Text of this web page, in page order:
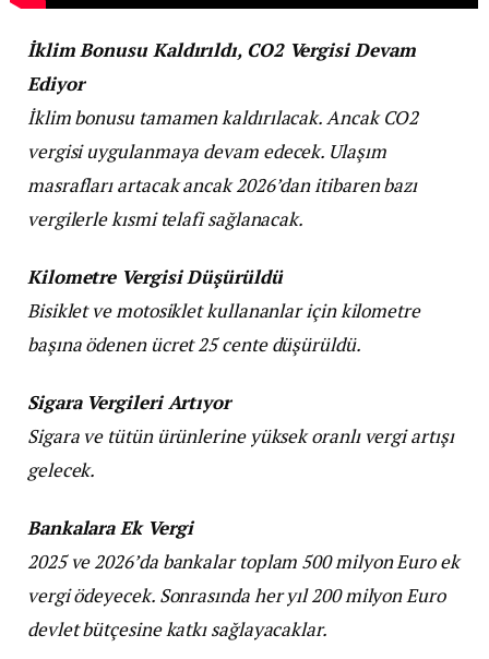
İklim Bonusu Kaldırıldı, CO2 Vergisi Devam
Ediyor
İklim bonusu tamamen kaldırılacak. Ancak CO2
vergisi uygulanmaya devam edecek. Ulaşım
masrafları artacak ancak 2026’dan itibaren bazı
vergilerle kısmi telafi sağlanacak.
Kilometre Vergisi Düşürüldü
Bisiklet ve motosiklet kullananlar için kilometre
başına ödenen ücret 25 cente düşürüldü.
Sigara Vergileri Artıyor
Sigara ve tütün ürünlerine yüksek oranlı vergi artışı
gelecek.
Bankalara Ek Vergi
2025 ve 2026’da bankalar toplam 500 milyon Euro ek
vergi ödeyecek. Sonrasında her yıl 200 milyon Euro
devlet bütçesine katkı sağlayacaklar.